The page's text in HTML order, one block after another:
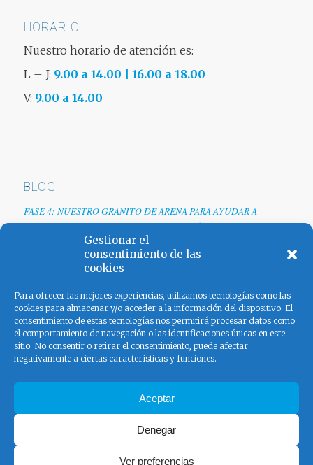
Gestionar el
consentimiento de las
cookies
Para ofrecer las mejores experiencias, utilizamos tecnologías como las
cookies para almacenar y/o acceder a la información del dispositivo. El
consentimiento de estas tecnologías nos permitirá procesar datos como
el comportamiento de navegación o las identificaciones únicas en este
sitio. No consentir o retirar el consentimiento, puede afectar
negativamente a ciertas características y funciones.
Aceptar
Denegar
Ver preferencias
HORARIO
Nuestro horario de atención es:
L – J: 9.00 a 14.00 | 16.00 a 18.00
V: 9.00 a 14.00
BLOG
FASE 4: NUESTRO GRANITO DE ARENA PARA AYUDAR A
EMPRESAS TRAS LA CRISIS DEL COVID-19
Renovamos web
FACEBOOK